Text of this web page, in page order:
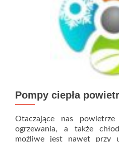
Pompy ciepła
Otaczające nas
ogrzewania, a także
możliwe jest nawet przy